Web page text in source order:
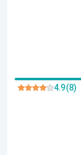
4.9 (8)